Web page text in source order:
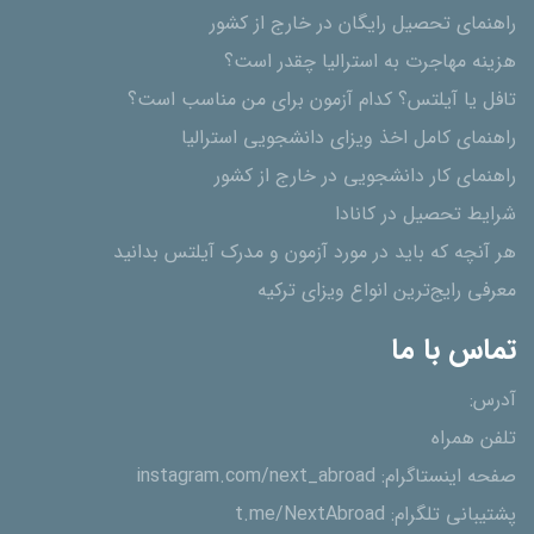
راهنمای تحصیل رایگان در خارج از کشور
هزینه مهاجرت به استرالیا چقدر است؟
تافل یا آیلتس؟ کدام آزمون برای من مناسب است؟
راهنمای کامل اخذ ویزای دانشجویی استرالیا
راهنمای کار دانشجویی در خارج از کشور
شرایط تحصیل در کانادا
هر آنچه که باید در مورد آزمون و مدرک آیلتس بدانید
معرفی رایج‌ترین انواع ویزای ترکیه
تماس با ما
آدرس:
تلفن همراه
صفحه اینستاگرام: instagram.com/next_abroad
پشتیبانی تلگرام: t.me/NextAbroad